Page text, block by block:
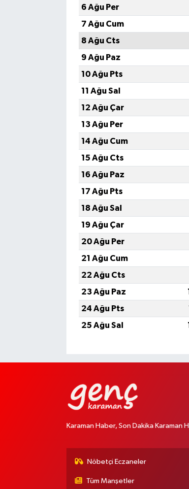
6 Ağu Per
7 Ağu Cum
8 Ağu Cts
9 Ağu Paz
10 Ağu Pts
11 Ağu Sal
12 Ağu Çar
13 Ağu Per
14 Ağu Cum
15 Ağu Cts
16 Ağu Paz
17 Ağu Pts
18 Ağu Sal
19 Ağu Çar
20 Ağu Per
21 Ağu Cum
22 Ağu Cts
23 Ağu Paz
24 Ağu Pts
25 Ağu Sal
Karaman Haber, Son Dakika Karaman
Nöbetçi Eczaneler
Tüm Manşetler